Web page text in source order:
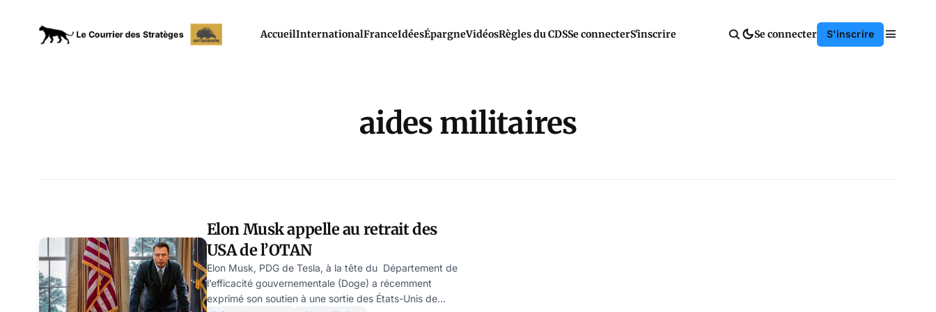
AccueilInternationalFranceIdéesÉpargneVidéosRègles du CDSSe connecterS'inscrire Se connecter S'inscrire
aides militaires
Elon Musk appelle au retrait des
USA de l’OTAN
Elon Musk, PDG de Tesla, à la tête du Département de
l’efficacité gouvernementale (Doge) a récemment
exprimé son soutien à une sortie des États-Unis de